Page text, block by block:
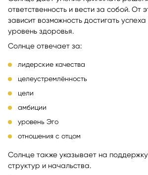
ответственность и вести за собой. От
зависит возможность достигать
уровень здоровья.
Солнце отвечает за:
лидерские качества
целеустремлённость
цели
амбиции
уровень Эго
отношения с отцом
Солнце также указывает на
структур и начальства.